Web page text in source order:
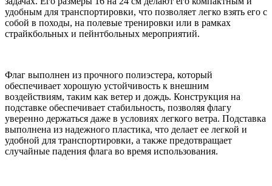
удобным для транспортировки, что позволяет легко взять его с
собой в походы, на полевые тренировки или в рамках
страйкбольных и пейнтбольных мероприятий.
Флаг выполнен из прочного полиэстера, который
обеспечивает хорошую устойчивость к внешним
воздействиям, таким как ветер и дождь. Конструкция на
подставке обеспечивает стабильность, позволяя флагу
уверенно держаться даже в условиях легкого ветра. Подставка
выполнена из надежного пластика, что делает ее легкой и
удобной для транспортировки, а также предотвращает
случайные падения флага во время использования.